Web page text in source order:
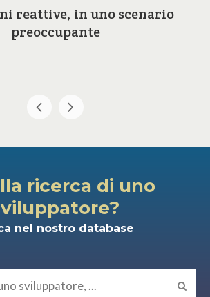
reattive, in uno scenario
preoccupante
ricerca di uno
nel nostro database